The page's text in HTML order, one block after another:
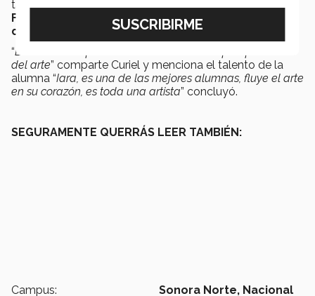
talento,participa por segunda ocasiónen el
Festival Urbino In Acquerellocon la obra “
de Sanzio pintado”.
“Es un honor representar a México en otro país por medio
del arte” comparte Curiel y menciona el talento de la
alumna “Iara, es una de las mejores alumnas, fluye el arte
en su corazón, es toda una artista” concluyó.
SEGURAMENTE QUERRÁS LEER TAMBIÉN:
Campus: Sonora Norte, Nacional